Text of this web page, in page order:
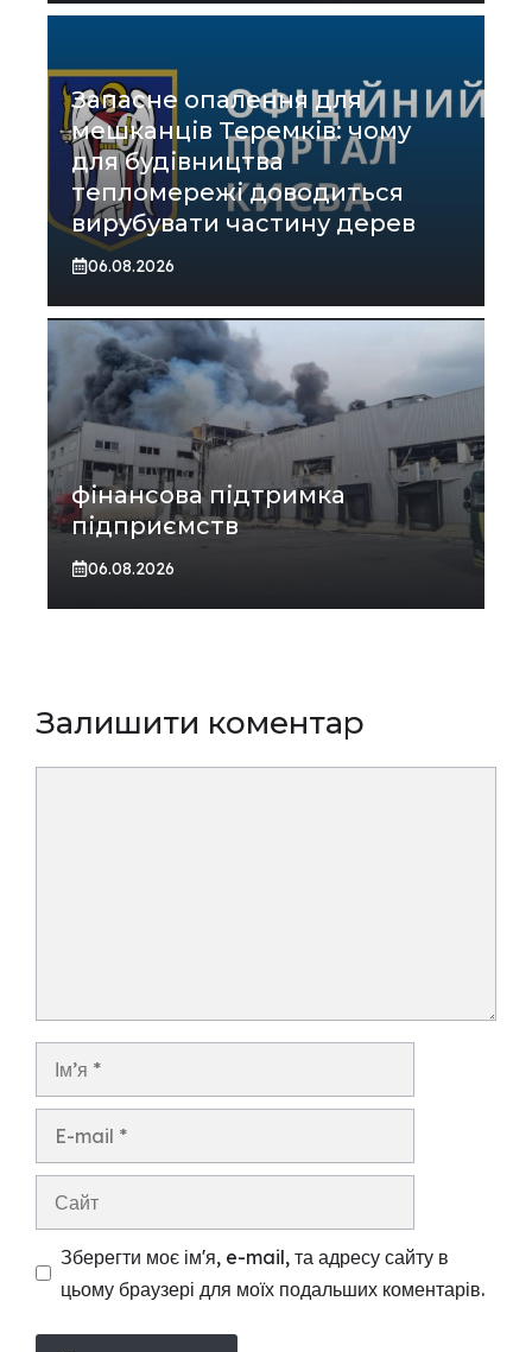
Запасне опалення для
мешканців Теремків: чому
для будівництва
тепломережі доводиться
вирубувати частину дерев
06.08.2026
фінансова підтримка
підприємств
06.08.2026
Залишити коментар
Зберегти моє ім'я, e-mail, та адресу сайту в
цьому браузері для моїх подальших коментарів.